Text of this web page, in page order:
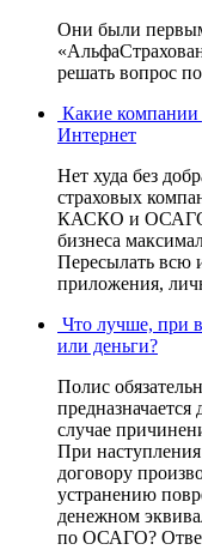
Они были
решать вопрос
Какие
Интернет
Нет худа без
страховых
КАСКО и ОСАГО
бизнеса
Пересылать всю
приложения,
Что лучше, при
или деньги?
Полис
случае
При наступления
договору
устранению
денежном
по ОСАГО?